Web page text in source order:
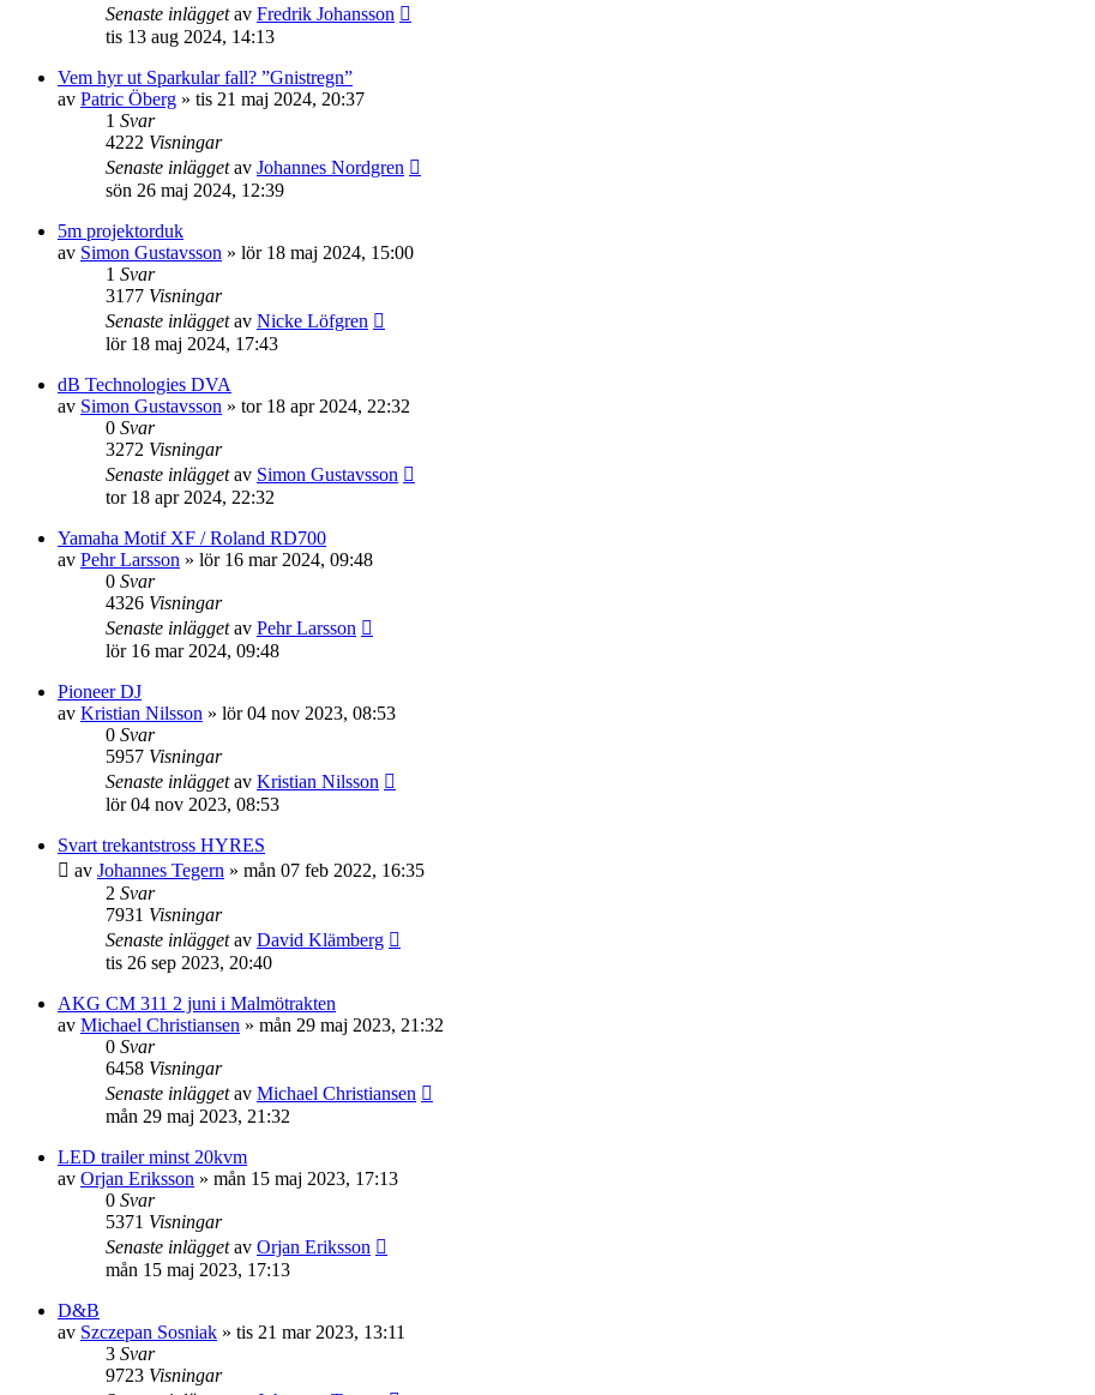
Senaste inläggetav Fredrik Johansson
tis 13 aug 2024, 14:13
Vem hyr ut Sparkular fall? ”Gnistregn”
av Patric Öberg » tis 21 maj 2024, 20:37
1 Svar
4222 Visningar
Senaste inläggetav Johannes Nordgren
sön 26 maj 2024, 12:39
5m projektorduk
av Simon Gustavsson » lör 18 maj 2024, 15:00
1 Svar
3177 Visningar
Senaste inläggetav Nicke Löfgren
lör 18 maj 2024, 17:43
dB Technologies DVA
av Simon Gustavsson » tor 18 apr 2024, 22:32
0 Svar
3272 Visningar
Senaste inläggetav Simon Gustavsson
tor 18 apr 2024, 22:32
Yamaha Motif XF / Roland RD700
av Pehr Larsson » lör 16 mar 2024, 09:48
0 Svar
4326 Visningar
Senaste inläggetav Pehr Larsson
lör 16 mar 2024, 09:48
Pioneer DJ
av Kristian Nilsson » lör 04 nov 2023, 08:53
0 Svar
5957 Visningar
Senaste inläggetav Kristian Nilsson
lör 04 nov 2023, 08:53
Svart trekantstross HYRES
av Johannes Tegern » mån 07 feb 2022, 16:35
2 Svar
7931 Visningar
Senaste inläggetav David Klämberg
tis 26 sep 2023, 20:40
AKG CM 311 2 juni i Malmötrakten
av Michael Christiansen » mån 29 maj 2023, 21:32
0 Svar
6458 Visningar
Senaste inläggetav Michael Christiansen
mån 29 maj 2023, 21:32
LED trailer minst 20kvm
av Orjan Eriksson » mån 15 maj 2023, 17:13
0 Svar
5371 Visningar
Senaste inläggetav Orjan Eriksson
mån 15 maj 2023, 17:13
D&B
av Szczepan Sosniak » tis 21 mar 2023, 13:11
3 Svar
9723 Visningar